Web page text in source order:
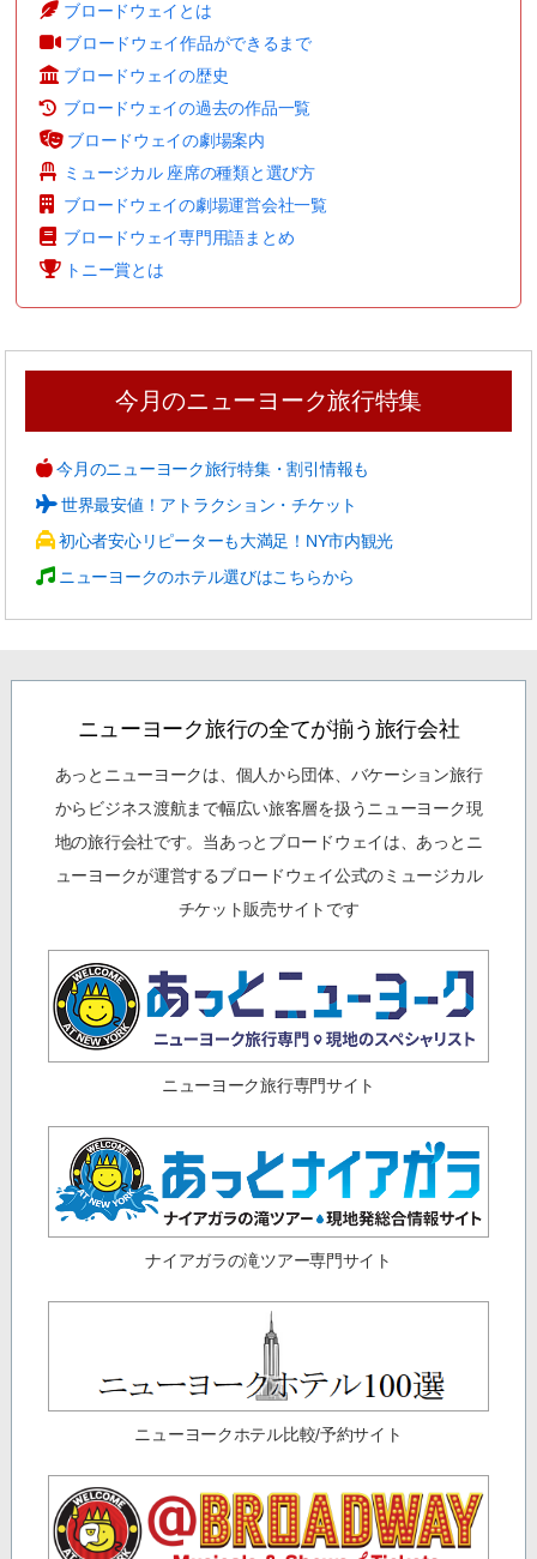
ブロードウェイとは
ブロードウェイ作品ができるまで
ブロードウェイの歴史
ブロードウェイの過去の作品一覧
ブロードウェイの劇場案内
ミュージカル 座席の種類と選び方
ブロードウェイの劇場運営会社一覧
ブロードウェイ専門用語まとめ
トニー賞とは
今月のニューヨーク旅行特集
今月のニューヨーク旅行特集・割引情報も
世界最安値！アトラクション・チケット
初心者安心リピーターも大満足！NY市内観光
ニューヨークのホテル選びはこちらから
ニューヨーク旅行の全てが揃う旅行会社
あっとニューヨークは、個人から団体、バケーション旅行
からビジネス渡航まで幅広い旅客層を扱うニューヨーク現
地の旅行会社です。当あっとブロードウェイは、あっとニ
ューヨークが運営するブロードウェイ公式のミュージカル
チケット販売サイトです
ニューヨーク旅行専門サイト
ナイアガラの滝ツアー専門サイト
ニューヨークホテル比較/予約サイト